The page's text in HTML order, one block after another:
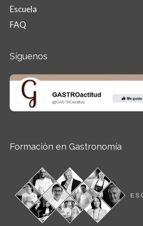
Escuela
FAQ
Síguenos
Formación en Gastronomía